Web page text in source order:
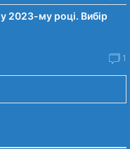
2023-му році. Вибiр
1